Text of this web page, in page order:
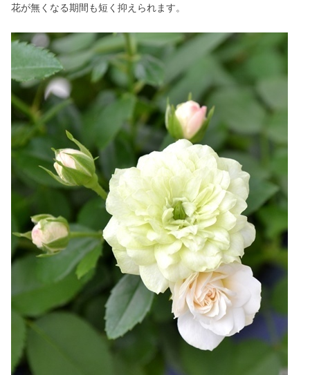
花が無くなる期間も短く抑えられます。